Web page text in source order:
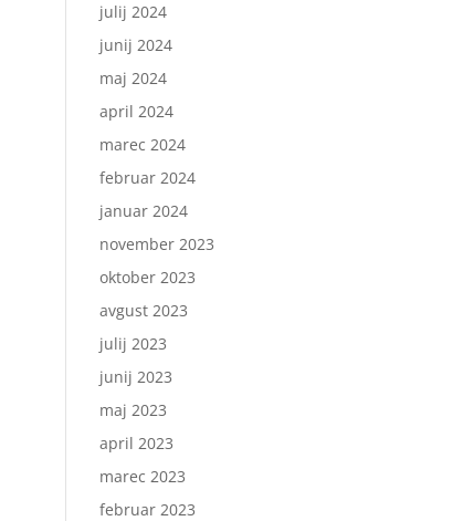
julij 2024
junij 2024
maj 2024
april 2024
marec 2024
februar 2024
januar 2024
november 2023
oktober 2023
avgust 2023
julij 2023
junij 2023
maj 2023
april 2023
marec 2023
februar 2023